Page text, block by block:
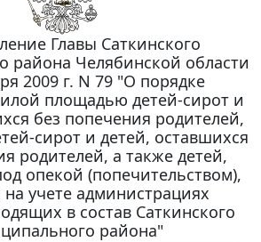
Главы Саткинского
района Челябинской области
2009 г. N 79 "О порядке
площадью детей-сирот и
без попечения родителей,
сирот и детей, оставшихся
родителей, а также детей,
опекой (попечительством),
учете администрациях
в состав Саткинского
района"